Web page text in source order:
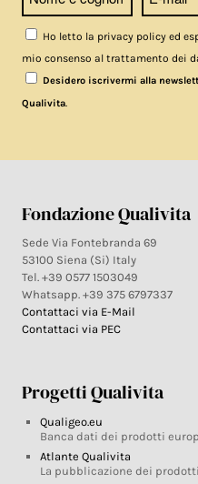
Ho letto la privacy policy ed
mio consenso al trattamento dei
Desidero iscrivermi alla
Qualivita
Fondazione Qualivita
Sede Via Fontebranda 69
53100 Siena (Si) Italy
Tel. +39 0577 1503049
Whatsapp. +39 375 6797337
Contattaci via E-Mail
Contattaci via PEC
Progetti Qualivita
Qualigeo.eu
Banca dati dei prodotti
Atlante Qualivita
La pubblicazione dei prodotti